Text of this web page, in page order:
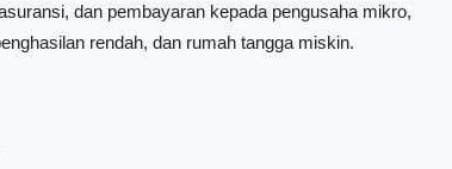
dan pembayaran kepada pengusaha mikro,
rendah, dan rumah tangga miskin.